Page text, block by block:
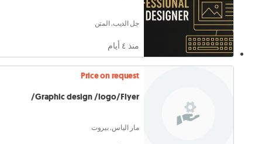
جل الديب, المتن
منذ ٤ أيام
Price on request
Graphic design /logo/Flyer/
مار الياس, بيروت